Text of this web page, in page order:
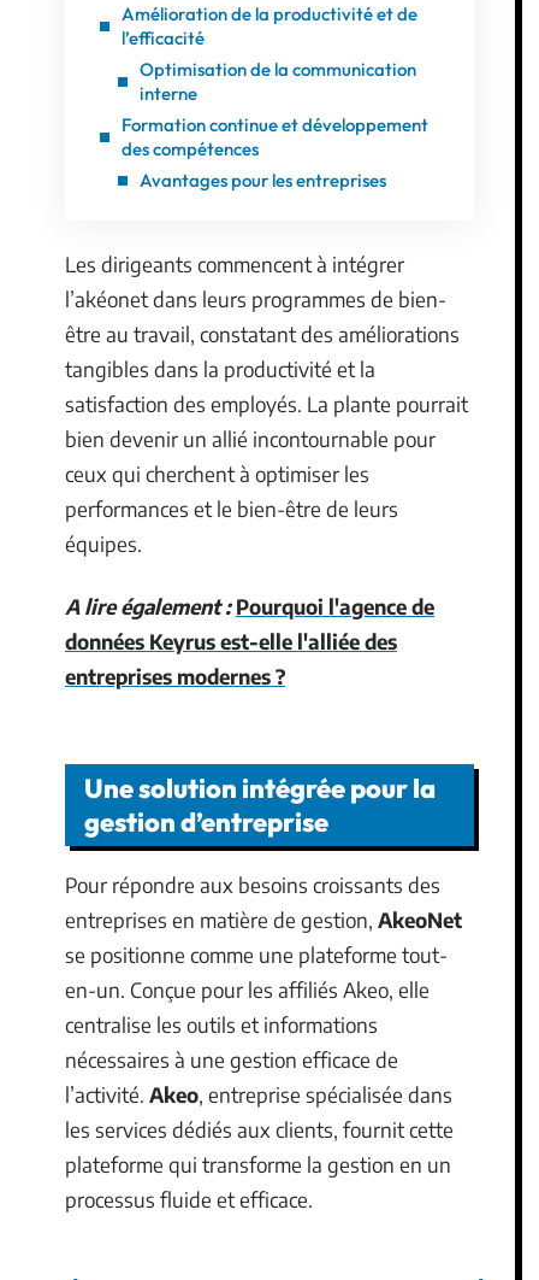
Amélioration de la productivité et de
l’efficacité
Optimisation de la communication
interne
Formation continue et développement
des compétences
Avantages pour les entreprises
Les dirigeants commencent à intégrer
l’akéonet dans leurs programmes de bien-
être au travail, constatant des améliorations
tangibles dans la productivité et la
satisfaction des employés. La plante pourrait
bien devenir un allié incontournable pour
ceux qui cherchent à optimiser les
performances et le bien-être de leurs
équipes.
A lire également : Pourquoi l'agence de
données Keyrus est-elle l'alliée des
entreprises modernes ?
Une solution intégrée pour la
gestion d’entreprise
Pour répondre aux besoins croissants des
entreprises en matière de gestion, AkeoNet
se positionne comme une plateforme tout-
en-un. Conçue pour les affiliés Akeo, elle
centralise les outils et informations
nécessaires à une gestion efficace de
l’activité. Akeo, entreprise spécialisée dans
les services dédiés aux clients, fournit cette
plateforme qui transforme la gestion en un
processus fluide et efficace.